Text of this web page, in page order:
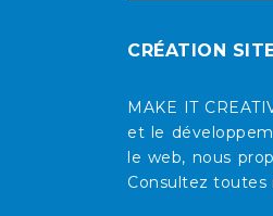
CRÉATION
MAKE IT
et le
le web, nous
Consultez toutes